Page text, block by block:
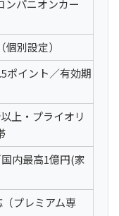
パニオンカー
別設定）
ポイント／有効期
上・プライオリ
内最高1億円(家
プレミアム専